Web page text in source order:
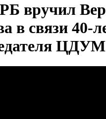
вручил
в связи 40-
ЦДУМ